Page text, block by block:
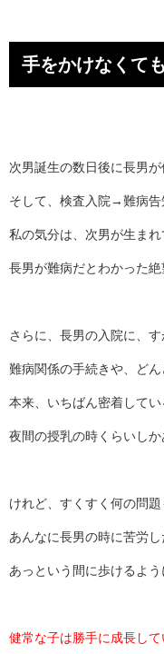
手をかけなくて
次男誕生の数日後に長男が
そして、検査入院→難病告
私の気分は、次男が生ま
長男が難病だとわかった絶
さらに、長男の入院に、
難病関係の手続きや、ど
本来、いちばん密着してい
夜間の授乳の時くらいしか
けれど、すくすく何の問題
あんなに長男の時に苦労し
あっという間に歩けるよう
健常な子は勝手に成長して